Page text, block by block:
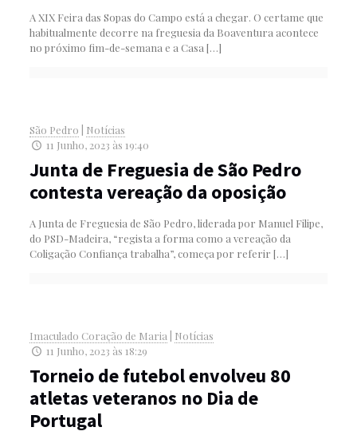
A XIX Feira das Sopas do Campo está a chegar. O certame que
habitualmente decorre na freguesia da Boaventura acontece
no próximo fim-de-semana e a Casa[…]
São Pedro
Notícias
11 Junho, 2023 às 19:40
Junta de Freguesia de São Pedro
contesta vereação da oposição
A Junta de Freguesia de São Pedro, liderada por Manuel Filipe,
do PSD-Madeira, “regista a forma como a vereação da
Coligação Confiança trabalha”, começa por referir […]
Imaculado Coração de Maria| Notícias
11 Junho, 2023 às 18:29
Torneio de futebol envolveu 80
atletas veteranos no Dia de
Portugal